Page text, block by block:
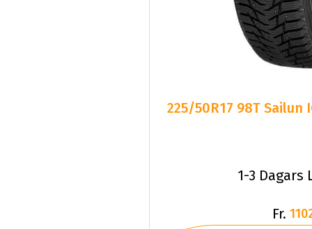
225/50R17 98T Sailun
1-3 Dagars
Fr.